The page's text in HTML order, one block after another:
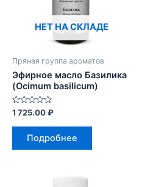
НЕТ НА СКЛАДЕ
Пряная группа ароматов
Эфирное масло Базилика
(Ocimum basilicum)
Оценка
из
1 725.00₽
Подробнее